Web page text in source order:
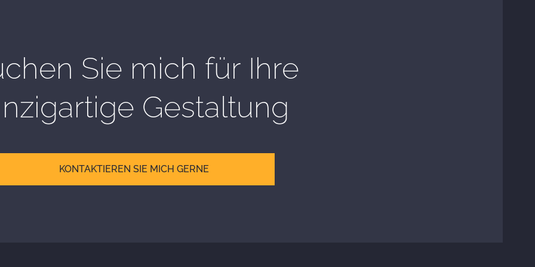
Sie mich für Ihre
Gestaltung
KONTAKTIEREN SIE MICH GERNE